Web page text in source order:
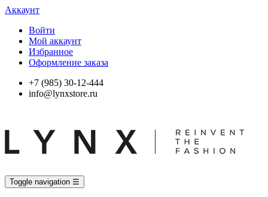
Аккаунт
Войти
Мой аккаунт
Избранное
Оформление заказа
+7 (985) 30-12-444
info@lynxstore.ru
Toggle navigation ☰